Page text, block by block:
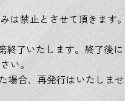
は禁止とさせて頂きます
終了いたします。終了後
い。
合、再発行はいたしま